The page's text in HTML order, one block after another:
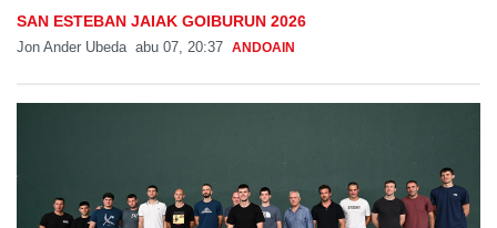
SAN ESTEBAN JAIAK GOIBURUN 2026
Jon Ander Ubeda abu 07, 20:37 ANDOAIN